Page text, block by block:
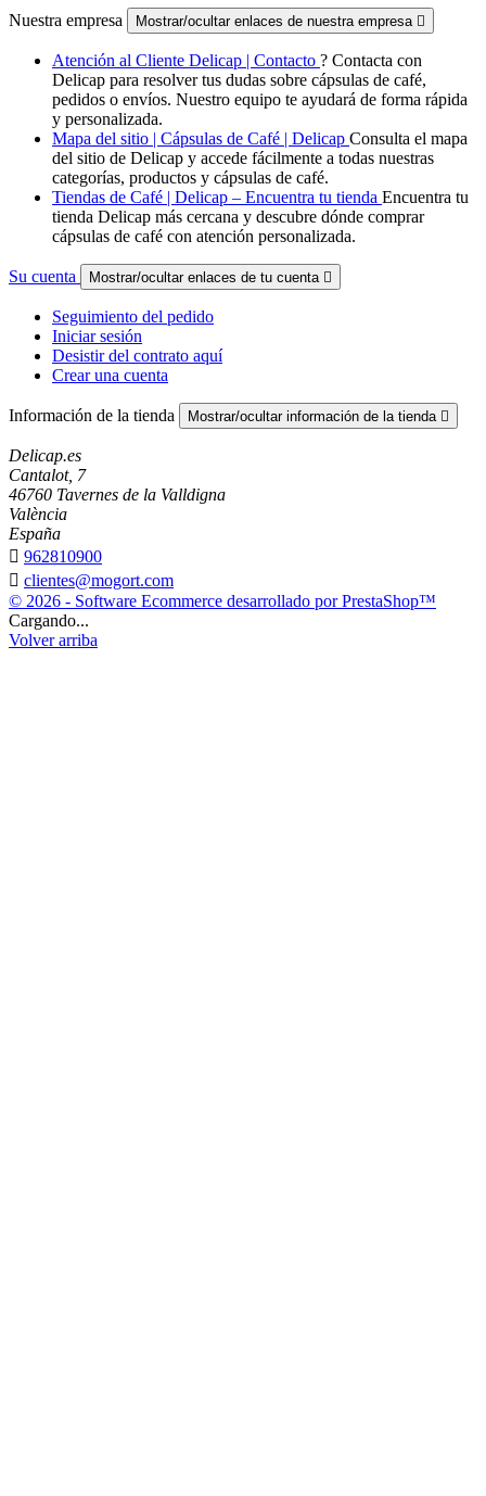
Nuestra empresa Mostrar/ocultar enlaces de nuestra empresa 
Atención al Cliente Delicap | Contacto ? Contacta con
Delicap para resolver tus dudas sobre cápsulas de café,
pedidos o envíos. Nuestro equipo te ayudará de forma rápida
y personalizada.
Mapa del sitio | Cápsulas de Café | Delicap Consulta el mapa
del sitio de Delicap y accede fácilmente a todas nuestras
categorías, productos y cápsulas de café.
Tiendas de Café | Delicap – Encuentra tu tienda Encuentra tu
tienda Delicap más cercana y descubre dónde comprar
cápsulas de café con atención personalizada.
Su cuenta Mostrar/ocultar enlaces de tu cuenta 
Seguimiento del pedido
Iniciar sesión
Desistir del contrato aquí
Crear una cuenta
Información de la tienda Mostrar/ocultar información de la tienda 
Delicap.es
Cantalot, 7
46760 Tavernes de la Valldigna
València
España
 962810900
 clientes@mogort.com
© 2026 - Software Ecommerce desarrollado por PrestaShop™
Cargando...
Volver arriba